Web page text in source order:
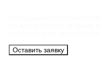
Оставить заявку